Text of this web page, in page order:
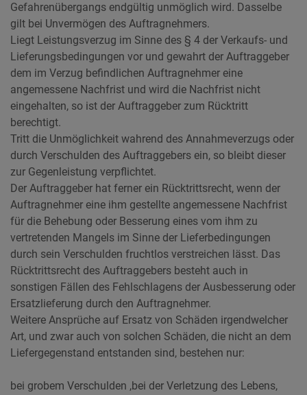
Gefahrenübergangs endgültig unmöglich wird. Dasselbe
gilt bei Unvermögen des Auftragnehmers.
Liegt Leistungsverzug im Sinne des § 4 der Verkaufs- und
Lieferungsbedingungen vor und gewahrt der Auftraggeber
dem im Verzug befindlichen Auftragnehmer eine
angemessene Nachfrist und wird die Nachfrist nicht
eingehalten, so ist der Auftraggeber zum Rücktritt
berechtigt.
Tritt die Unmöglichkeit wahrend des Annahmeverzugs oder
durch Verschulden des Auftraggebers ein, so bleibt dieser
zur Gegenleistung verpflichtet.
Der Auftraggeber hat ferner ein Rücktrittsrecht, wenn der
Auftragnehmer eine ihm gestellte angemessene Nachfrist
für die Behebung oder Besserung eines vom ihm zu
vertretenden Mangels im Sinne der Lieferbedingungen
durch sein Verschulden fruchtlos verstreichen lässt. Das
Rücktrittsrecht des Auftraggebers besteht auch in
sonstigen Fällen des Fehlschlagens der Ausbesserung oder
Ersatzlieferung durch den Auftragnehmer.
Weitere Ansprüche auf Ersatz von Schäden irgendwelcher
Art, und zwar auch von solchen Schäden, die nicht an dem
Liefergegenstand entstanden sind, bestehen nur:
bei grobem Verschulden ,bei der Verletzung des Lebens,